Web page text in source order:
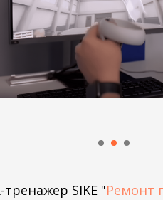
SIKE "Ремонт